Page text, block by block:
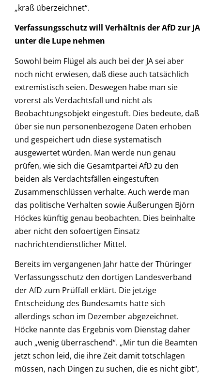
„kraß überzeichnet“.
Verfassungsschutz will Verhältnis der AfD zur JA
unter die Lupe nehmen
Sowohl beim Flügel als auch bei der JA sei aber
noch nicht erwiesen, daß diese auch tatsächlich
extremistisch seien. Deswegen habe man sie
vorerst als Verdachtsfall und nicht als
Beobachtungsobjekt eingestuft. Dies bedeute, daß
über sie nun personenbezogene Daten erhoben
und gespeichert udn diese systematisch
ausgewertet würden. Man werde nun genau
prüfen, wie sich die Gesamtpartei AfD zu den
beiden als Verdachtsfällen eingestuften
Zusammenschlüssen verhalte. Auch werde man
das politische Verhalten sowie Äußerungen Björn
Höckes künftig genau beobachten. Dies beinhalte
aber nicht den sofoertigen Einsatz
nachrichtendienstlicher Mittel.
Bereits im vergangenen Jahr hatte der Thüringer
Verfassungsschutz den dortigen Landesverband
der AfD zum Prüffall erklärt. Die jetzige
Entscheidung des Bundesamts hatte sich
allerdings schon im Dezember abgezeichnet.
Höcke nannte das Ergebnis vom Dienstag daher
auch „wenig überraschend“. „Mir tun die Beamten
jetzt schon leid, die ihre Zeit damit totschlagen
müssen, nach Dingen zu suchen, die es nicht gibt“,